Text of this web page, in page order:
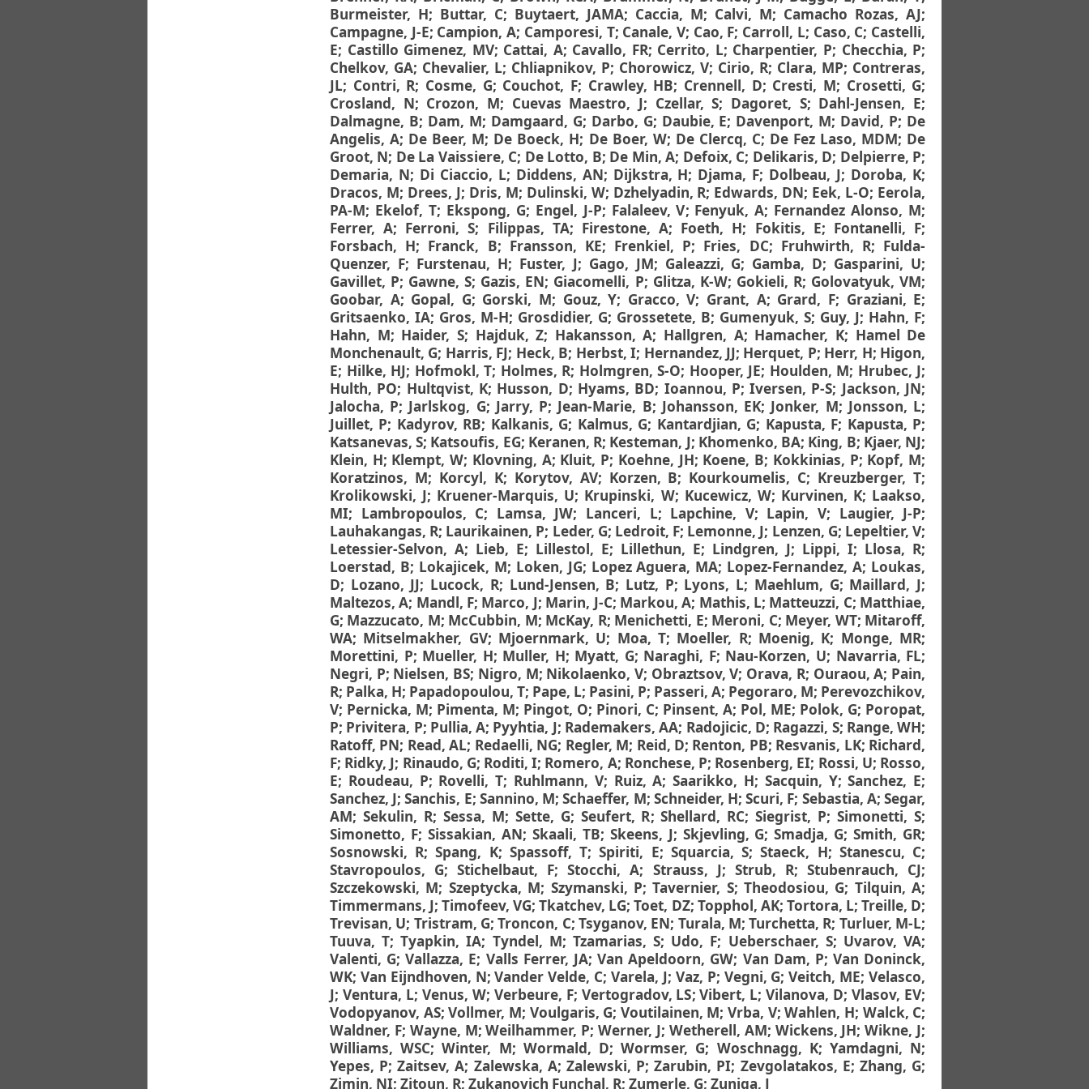
Burmeister, H; Buttar, C; Buytaert, JAMA; Caccia, M; Calvi, M; Camacho Rozas, AJ;
Campagne, J-E; Campion, A; Camporesi, T; Canale, V; Cao, F; Carroll, L; Caso, C; Castelli,
E; Castillo Gimenez, MV; Cattai, A; Cavallo, FR; Cerrito, L; Charpentier, P; Checchia, P;
Chelkov, GA; Chevalier, L; Chliapnikov, P; Chorowicz, V; Cirio, R; Clara, MP; Contreras,
JL; Contri, R; Cosme, G; Couchot, F; Crawley, HB; Crennell, D; Cresti, M; Crosetti, G;
Crosland, N; Crozon, M; Cuevas Maestro, J; Czellar, S; Dagoret, S; Dahl-Jensen, E;
Dalmagne, B; Dam, M; Damgaard, G; Darbo, G; Daubie, E; Davenport, M; David, P; De
Angelis, A; De Beer, M; De Boeck, H; De Boer, W; De Clercq, C; De Fez Laso, MDM; De
Groot, N; De La Vaissiere, C; De Lotto, B; De Min, A; Defoix, C; Delikaris, D; Delpierre, P;
Demaria, N; Di Ciaccio, L; Diddens, AN; Dijkstra, H; Djama, F; Dolbeau, J; Doroba, K;
Dracos, M; Drees, J; Dris, M; Dulinski, W; Dzhelyadin, R; Edwards, DN; Eek, L-O; Eerola,
PA-M; Ekelof, T; Ekspong, G; Engel, J-P; Falaleev, V; Fenyuk, A; Fernandez Alonso, M;
Ferrer, A; Ferroni, S; Filippas, TA; Firestone, A; Foeth, H; Fokitis, E; Fontanelli, F;
Forsbach, H; Franck, B; Fransson, KE; Frenkiel, P; Fries, DC; Fruhwirth, R; Fulda-
Quenzer, F; Furstenau, H; Fuster, J; Gago, JM; Galeazzi, G; Gamba, D; Gasparini, U;
Gavillet, P; Gawne, S; Gazis, EN; Giacomelli, P; Glitza, K-W; Gokieli, R; Golovatyuk, VM;
Goobar, A; Gopal, G; Gorski, M; Gouz, Y; Gracco, V; Grant, A; Grard, F; Graziani, E;
Gritsaenko, IA; Gros, M-H; Grosdidier, G; Grossetete, B; Gumenyuk, S; Guy, J; Hahn, F;
Hahn, M; Haider, S; Hajduk, Z; Hakansson, A; Hallgren, A; Hamacher, K; Hamel De
Monchenault, G; Harris, FJ; Heck, B; Herbst, I; Hernandez, JJ; Herquet, P; Herr, H; Higon,
E; Hilke, HJ; Hofmokl, T; Holmes, R; Holmgren, S-O; Hooper, JE; Houlden, M; Hrubec, J;
Hulth, PO; Hultqvist, K; Husson, D; Hyams, BD; Ioannou, P;Iversen, P-S; Jackson, JN;
Jalocha, P; Jarlskog, G; Jarry, P; Jean-Marie, B; Johansson, EK; Jonker, M; Jonsson, L;
Juillet, P; Kadyrov, RB; Kalkanis, G; Kalmus, G; Kantardjian, G; Kapusta, F; Kapusta, P;
Katsanevas, S; Katsoufis, EG; Keranen, R; Kesteman, J; Khomenko, BA; King, B; Kjaer, NJ;
Klein, H; Klempt, W; Klovning, A; Kluit, P; Koehne, JH; Koene, B; Kokkinias, P; Kopf, M;
Koratzinos, M; Korcyl, K; Korytov, AV; Korzen, B; Kourkoumelis, C; Kreuzberger, T;
Krolikowski, J; Kruener-Marquis, U; Krupinski, W; Kucewicz, W; Kurvinen, K; Laakso,
MI; Lambropoulos, C; Lamsa, JW; Lanceri, L; Lapchine, V; Lapin, V; Laugier, J-P;
Lauhakangas, R; Laurikainen, P; Leder, G; Ledroit, F; Lemonne, J; Lenzen, G; Lepeltier, V;
Letessier-Selvon, A; Lieb, E; Lillestol, E; Lillethun, E; Lindgren, J; Lippi, I; Llosa, R;
Loerstad, B; Lokajicek, M; Loken, JG; Lopez Aguera, MA; Lopez-Fernandez, A; Loukas,
D; Lozano, JJ; Lucock, R; Lund-Jensen, B; Lutz, P; Lyons, L; Maehlum, G; Maillard, J;
Maltezos, A; Mandl, F; Marco, J; Marin, J-C; Markou, A; Mathis, L; Matteuzzi, C; Matthiae,
G; Mazzucato, M; McCubbin, M; McKay, R; Menichetti, E; Meroni, C; Meyer, WT; Mitaroff,
WA; Mitselmakher, GV; Mjoernmark, U; Moa, T; Moeller, R; Moenig, K; Monge, MR;
Morettini, P; Mueller, H; Muller, H; Myatt, G; Naraghi, F; Nau-Korzen, U; Navarria, FL;
Negri, P; Nielsen, BS; Nigro, M; Nikolaenko, V; Obraztsov, V; Orava, R; Ouraou, A; Pain,
R; Palka, H; Papadopoulou, T; Pape, L; Pasini, P; Passeri, A; Pegoraro, M; Perevozchikov,
V; Pernicka, M; Pimenta, M; Pingot, O; Pinori, C; Pinsent, A; Pol, ME; Polok, G; Poropat,
P; Privitera, P; Pullia, A; Pyyhtia, J; Rademakers, AA; Radojicic, D; Ragazzi, S; Range, WH;
Ratoff, PN; Read, AL; Redaelli, NG; Regler, M; Reid, D; Renton, PB; Resvanis, LK; Richard,
F; Ridky, J; Rinaudo, G; Roditi, I; Romero, A; Ronchese, P; Rosenberg, EI; Rossi, U; Rosso,
E; Roudeau, P; Rovelli, T; Ruhlmann, V; Ruiz, A;Saarikko, H; Sacquin, Y;Sanchez, E;
Sanchez, J;Sanchis, E; Sannino, M;Schaeffer, M; Schneider, H;Scuri, F; Sebastia, A;Segar,
AM; Sekulin, R; Sessa, M; Sette, G; Seufert, R;Shellard, RC;Siegrist, P;Simonetti, S;
Simonetto, F; Sissakian, AN; Skaali, TB; Skeens, J; Skjevling, G;Smadja, G;Smith, GR;
Sosnowski, R;Spang, K; Spassoff, T;Spiriti, E; Squarcia, S;Staeck, H; Stanescu, C;
Stavropoulos, G;Stichelbaut, F;Stocchi, A; Strauss, J; Strub, R; Stubenrauch, CJ;
Szczekowski, M; Szeptycka, M; Szymanski, P;Tavernier, S; Theodosiou, G; Tilquin, A;
Timmermans, J;Timofeev, VG;Tkatchev, LG;Toet, DZ; Topphol, AK; Tortora, L; Treille, D;
Trevisan, U; Tristram, G;Troncon, C; Tsyganov, EN; Turala, M;Turchetta, R; Turluer, M-L;
Tuuva, T;Tyapkin, IA; Tyndel, M; Tzamarias, S; Udo, F; Ueberschaer, S; Uvarov, VA;
Valenti, G;Vallazza, E; Valls Ferrer, JA;Van Apeldoorn, GW; Van Dam, P; Van Doninck,
WK; Van Eijndhoven, N;Vander Velde, C;Varela, J; Vaz, P; Vegni, G;Veitch, ME;Velasco,
J; Ventura, L; Venus, W; Verbeure, F; Vertogradov, LS;Vibert, L;Vilanova, D;Vlasov, EV;
Vodopyanov, AS;Vollmer, M; Voulgaris, G; Voutilainen, M; Vrba, V;Wahlen, H; Walck, C;
Waldner, F; Wayne, M;Weilhammer, P;Werner, J; Wetherell, AM; Wickens, JH;Wikne, J;
Williams, WSC;Winter, M; Wormald, D;Wormser, G; Woschnagg, K; Yamdagni, N;
Yepes, P;Zaitsev, A; Zalewska, A; Zalewski, P;Zarubin, PI; Zevgolatakos, E; Zhang, G;
Zimin, NI; Zitoun, R; Zukanovich Funchal, R; Zumerle, G; Zuniga, J